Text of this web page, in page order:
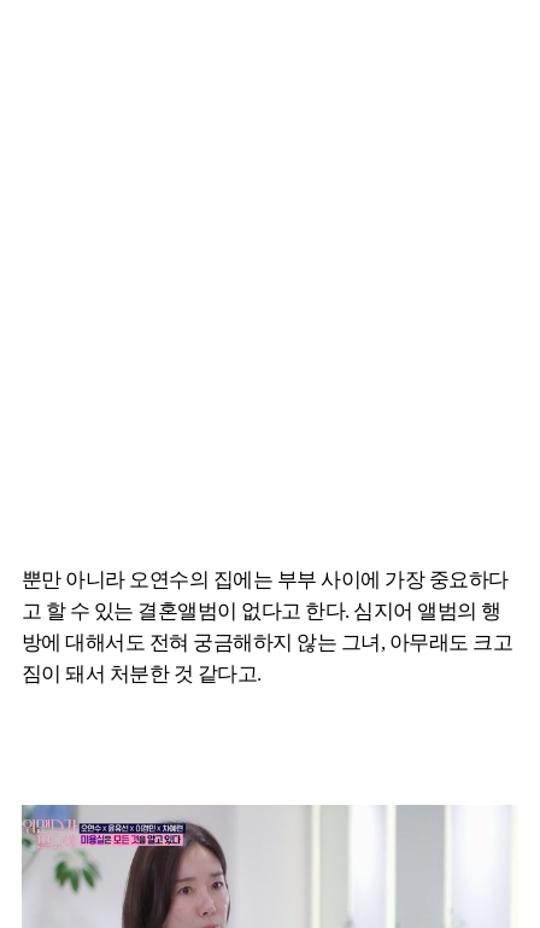
뿐만 아니라 오연수의 집에는 부부 사이에 가장 중요하다
고 할 수 있는 결혼앨범이 없다고 한다. 심지어 앨범의 행
방에 대해서도 전혀 궁금해하지 않는 그녀, 아무래도 크고
짐이 돼서 처분한 것 같다고.